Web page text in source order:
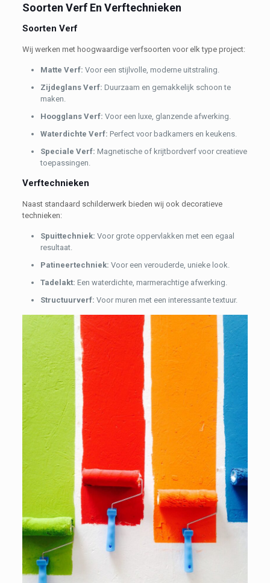
Soorten Verf En Verftechnieken
Soorten Verf
Wij werken met hoogwaardige verfsoorten voor elk type project:
Matte Verf: Voor een stijlvolle, moderne uitstraling.
Zijdeglans Verf: Duurzaam en gemakkelijk schoon te
maken.
Hoogglans Verf: Voor een luxe, glanzende afwerking.
Waterdichte Verf: Perfect voor badkamers en keukens.
Speciale Verf: Magnetische of krijtbordverf voor creatieve
toepassingen.
Verftechnieken
Naast standaard schilderwerk bieden wij ook decoratieve
technieken:
Spuittechniek: Voor grote oppervlakken met een egaal
resultaat.
Patineertechniek: Voor een verouderde, unieke look.
Tadelakt: Een waterdichte, marmerachtige afwerking.
Structuurverf: Voor muren met een interessante textuur.